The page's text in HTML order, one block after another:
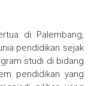
di Palembang,
pendidikan sejak
studi di bidang
pendidikan yang